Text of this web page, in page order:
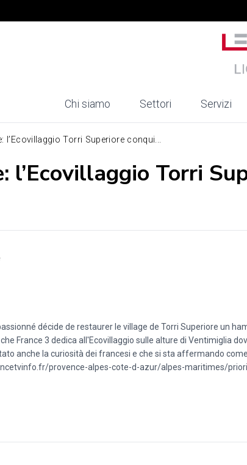
Chi siamo Settori Servizi
l’Ecovillaggio Torri Superiore conqui...
l’Ecovillaggio Torri
décide de restaurer le village de Torri Superiore un
France 3 dedica all'Ecovillaggio sulle alture di Ventimiglia
anche la curiosità dei francesi e che si sta affermando
provence-alpes-cote-d-azur/alpes-maritimes/